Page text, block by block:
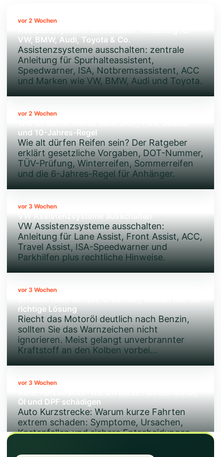
vor 2 Wochen
VW, BMW, Audi, Toyota & Co.
Assistenzsysteme ausschalten: zentrale
Anleitung für Spurhalteassistent,
Speedwarner, ISA, Notbremsassistent, ACC
und Marken wie VW, BMW, Audi und Toyota.
vor 2 Wochen
und 10-Jahres-Regel
Wie alt dürfen Reifen sein? Der Ratgeber
erklärt gesetzliche Vorgaben, DOT-Nummer,
TÜV-Prüfung, Winterreifen, Sommerreifen
und die 6-Jahres-Regel für Anhänger.
vor 3 Wochen
VW Assistenzsysteme ausschalten
VW Assistenzsysteme ausschalten:
Anleitung für Lane Assist, Front Assist, ACC,
Travel Assist, ISA-Speedwarner und
Parkhilfen plus rechtliche Hinweise.
vor 3 Wochen
richtige Lösung
Riecht das Motoröl deutlich nach Benzin,
sollten Sie das Warnzeichen nicht
ignorieren. Meist gelangt unverbrannter
Kraftstoff an den Kolben vorbei…
vor 3 Wochen
Öl und DPF schädigen
Auto Kurzstrecke: Warum kurze Fahrten
extrem schaden: Symptome, Ursachen,
Kostenfallen und sichere Entscheidungen
Schaltfläche
"Zurück
zum